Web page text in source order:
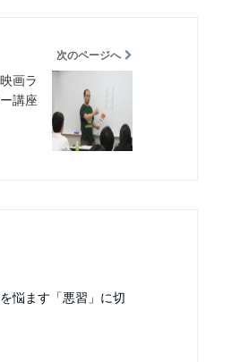
次のページへ
画ラ
講座
悩ます「悪習」に切